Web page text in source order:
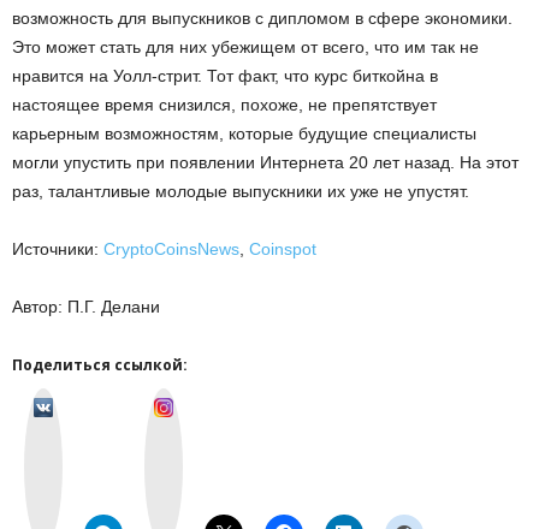
возможность для выпускников с дипломом в сфере экономики.
Это может стать для них убежищем от всего, что им так не
нравится на Уолл-стрит. Тот факт, что курс биткойна в
настоящее время снизился, похоже, не препятствует
карьерным возможностям, которые будущие специалисты
могли упустить при появлении Интернета 20 лет назад. На этот
раз, талантливые молодые выпускники их уже не упустят.
Источники: CryptoCoinsNews, Coinspot
Автор: П.Г. Делани
Поделиться ссылкой: